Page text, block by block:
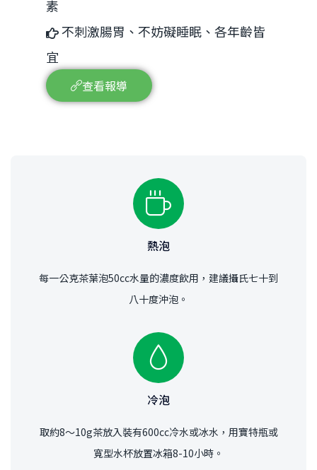
素
不刺激腸胃、不妨礙睡眠、各年齡皆
宜
查看報導
熱泡
每一公克茶葉泡50cc水量的濃度飲用，建議攝氏七十到
八十度沖泡。
冷泡
取約8～10g茶放入裝有600cc冷水或冰水，用寶特瓶或
寬型水杯放置冰箱8-10小時。